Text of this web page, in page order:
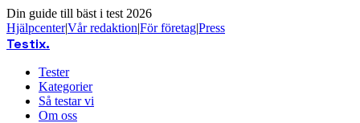
Din guide till bäst i test 2026
Hjälpcenter|Vår redaktion|För företag|Press
Testix.
Tester
Kategorier
Så testar vi
Om oss